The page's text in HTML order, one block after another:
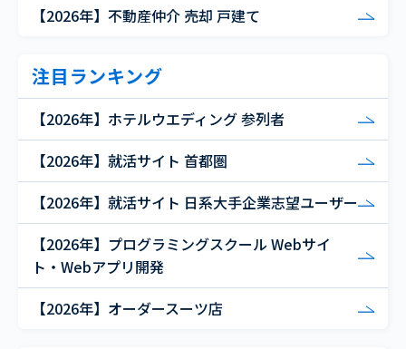
【2026年】不動産仲介 売却 戸建て
注目ランキング
【2026年】ホテルウエディング 参列者
【2026年】就活サイト 首都圏
【2026年】就活サイト 日系大手企業志望ユーザー
【2026年】プログラミングスクール Webサイ
ト・Webアプリ開発
【2026年】オーダースーツ店